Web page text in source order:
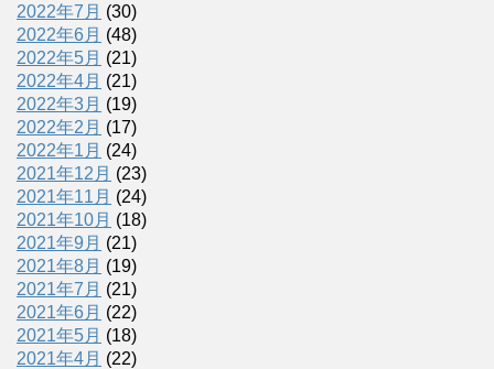
2022年7月 (30)
2022年6月 (48)
2022年5月 (21)
2022年4月 (21)
2022年3月 (19)
2022年2月 (17)
2022年1月 (24)
2021年12月 (23)
2021年11月 (24)
2021年10月 (18)
2021年9月 (21)
2021年8月 (19)
2021年7月 (21)
2021年6月 (22)
2021年5月 (18)
2021年4月 (22)